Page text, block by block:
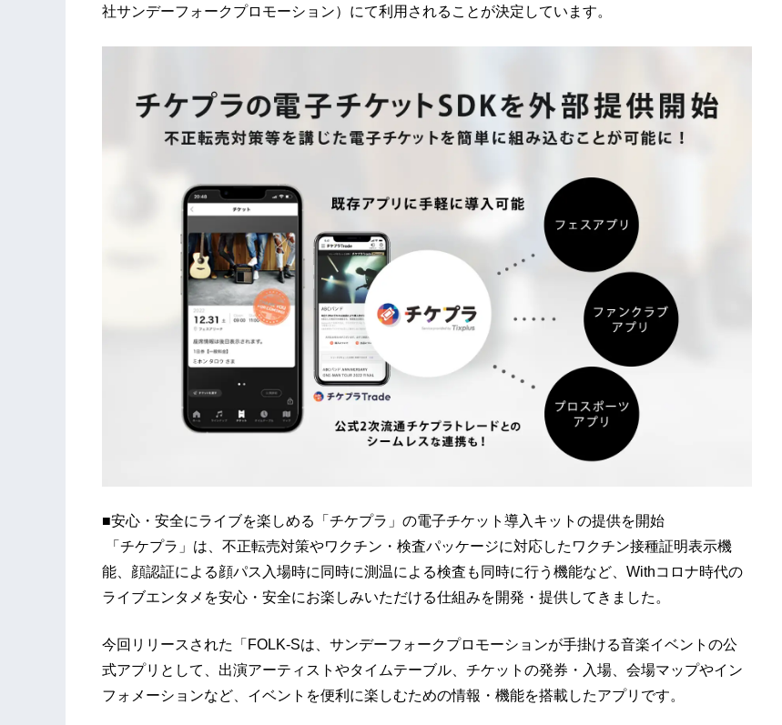
社サンデーフォークプロモーション）にて利用されることが決定しています。
■安心・安全にライブを楽しめる「チケプラ」の電子チケット導入キットの提供を開始
「チケプラ」は、不正転売対策やワクチン・検査パッケージに対応したワクチン接種証明表示機
能、顔認証による顔パス入場時に同時に測温による検査も同時に行う機能など、Withコロナ時代の
ライブエンタメを安心・安全にお楽しみいただける仕組みを開発・提供してきました。
今回リリースされた「FOLK-Sは、サンデーフォークプロモーションが手掛ける音楽イベントの公
式アプリとして、出演アーティストやタイムテーブル、チケットの発券・入場、会場マップやイン
フォメーションなど、イベントを便利に楽しむための情報・機能を搭載したアプリです。